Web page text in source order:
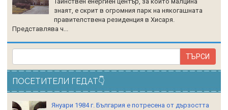
знаят, е скрит в огромния парк на някогашната
правителствена резиденция в Хисаря.
Представлява ч...
ПОСЕТИТЕЛИ ГЕДАТ👇
Януари 1984 г. България е потресена от дързостта